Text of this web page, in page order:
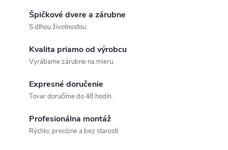
Špičkové dvere a zárubne
S dlhou životnosťou.
Kvalita priamo od výrobcu
Vyrábame zárubne na mieru.
Expresné doručenie
Tovar doručíme do 48 hodín.
Profesionálna montáž
Rýchlo, precízne a bez starostí.